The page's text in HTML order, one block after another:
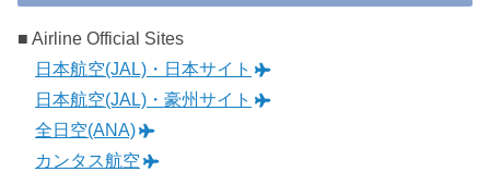
■ Airline Official Sites
日本航空(JAL)・日本サイト
日本航空(JAL)・豪州サイト
全日空(ANA)
カンタス航空